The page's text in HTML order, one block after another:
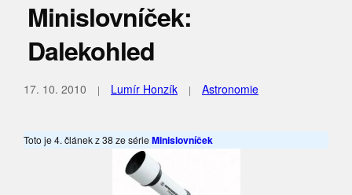
Minislovníček:
Dalekohled
17. 10. 2010 Lumír Honzík Astronomie
Toto je 4. článek z 38 ze sérieMinislovníček